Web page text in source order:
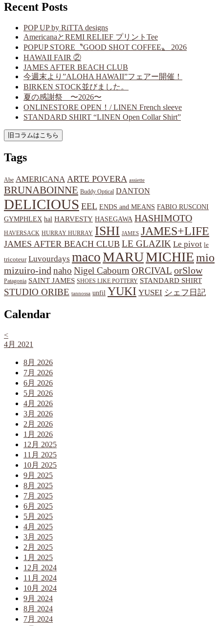
Recent Posts
POP UP by RiTTA designs
AmericanaとREMI RELIEF プリントTee
POPUP STORE〝GOOD SHOT COFFEE〟 2026
HAWAII FAIR ②
JAMES AFTER BEACH CLUB
今週末より”ALOHA HAWAII”フェアー開催！
BIRKEN STOCK並びました。
夏の感謝祭 〜2026〜
ONLINESTORE OPEN！/ LINEN French sleeve
STANDARD SHIRT “LINEN Open Collar Shirt”
Tags
Abe AMERICANA ARTE POVERA assiette
BRUNABOINNE Buddy Optical DANTON
DELICIOUS EEL ENDS and MEANS FABIO RUSCONI
GYMPHLEX hal HARVESTY HASEGAWA HASHIMOTO
HAVERSACK HURRAY HURRAY ISHI JAMES JAMES+LIFE
JAMES AFTER BEACH CLUB LE GLAZIK Le pivot le
tricoteur Luvourdays macoMARUMICHIEmio
mizuiro-ind naho Nigel Cabourn ORCIVAL orSlow
Patagonia SAINT JAMES SHOES LIKE POTTERY STANDARD SHIRT
STUDIO ORIBE tannossa unfil YUKI YUSEI シェフ日記
Calendar
<
4月 2021
8月 2026
7月 2026
6月 2026
5月 2026
4月 2026
3月 2026
2月 2026
1月 2026
12月 2025
11月 2025
10月 2025
9月 2025
8月 2025
7月 2025
6月 2025
5月 2025
4月 2025
3月 2025
2月 2025
1月 2025
12月 2024
11月 2024
10月 2024
9月 2024
8月 2024
7月 2024